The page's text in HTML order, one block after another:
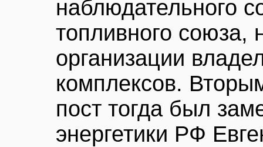
наблюдательного
топливного союза,
организации
комплексов.
пост тогда был
энергетики РФ